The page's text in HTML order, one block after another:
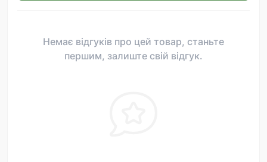
Немає відгуків про цей товар, станьте
першим, залиште свій відгук.